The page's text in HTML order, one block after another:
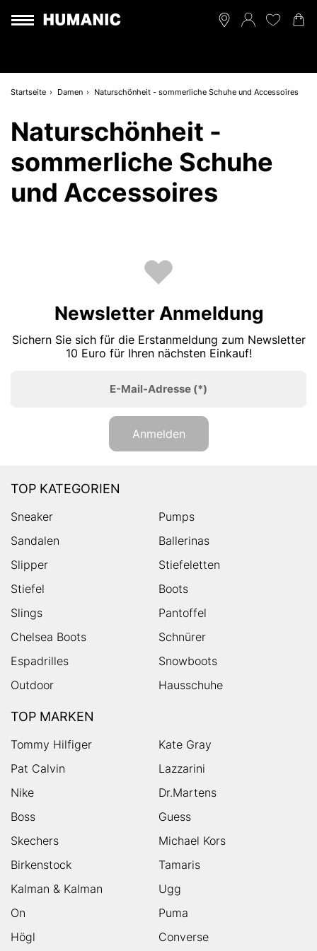
Startseite Damen Naturschönheit - sommerliche Schuhe und Accessoires
Naturschönheit -
sommerliche Schuhe
und Accessoires
Newsletter Anmeldung
Sichern Sie sich für die Erstanmeldung zum Newsletter
10 Euro für Ihren nächsten Einkauf!
E-Mail-Adresse (*)
Anmelden
TOP KATEGORIEN
Sneaker
Pumps
Sandalen
Ballerinas
Slipper
Stiefeletten
Stiefel
Boots
Slings
Pantoffel
Chelsea Boots
Schnürer
Espadrilles
Snowboots
Outdoor
Hausschuhe
TOP MARKEN
Tommy Hilfiger
Kate Gray
Pat Calvin
Lazzarini
Nike
Dr.Martens
Boss
Guess
Skechers
Michael Kors
Birkenstock
Tamaris
Kalman & Kalman
Ugg
On
Puma
Högl
Converse